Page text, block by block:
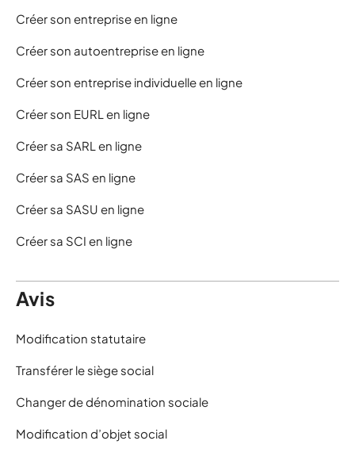
Créer son entreprise en ligne
Créer son autoentreprise en ligne
Créer son entreprise individuelle en ligne
Créer son EURL en ligne
Créer sa SARL en ligne
Créer sa SAS en ligne
Créer sa SASU en ligne
Créer sa SCI en ligne
Avis
Modification statutaire
Transférer le siège social
Changer de dénomination sociale
Modification d’objet social